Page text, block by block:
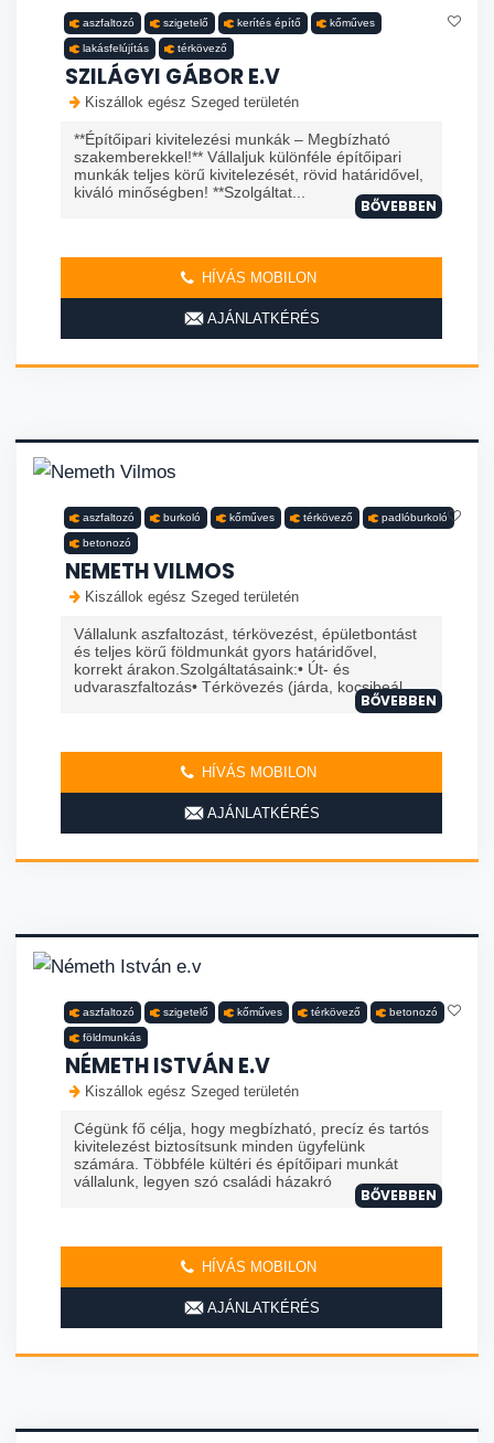
aszfaltozó szigetelő kerítés építő kőműves
lakásfelújítás térkövező
SZILÁGYI GÁBOR E.V
Kiszállok egész Szeged területén
**Építőipari kivitelezési munkák – Megbízható
szakemberekkel!** Vállaljuk különféle építőipari
munkák teljes körű kivitelezését, rövid határidővel,
kiváló minőségben! **Szolgáltat...
BŐVEBBEN
HÍVÁS MOBILON
AJÁNLATKÉRÉS
aszfaltozó burkoló kőműves térkövező padlóburkoló
betonozó
NEMETH VILMOS
Kiszállok egész Szeged területén
Vállalunk aszfaltozást, térkövezést, épületbontást
és teljes körű földmunkát gyors határidővel,
korrekt árakon.Szolgáltatásaink:• Út- és
udvaraszfaltozás• Térkövezés (járda, kocsibeál...
BŐVEBBEN
HÍVÁS MOBILON
AJÁNLATKÉRÉS
aszfaltozó szigetelő kőműves térkövező betonozó
földmunkás
NÉMETH ISTVÁN E.V
Kiszállok egész Szeged területén
Cégünk fő célja, hogy megbízható, precíz és tartós
kivitelezést biztosítsunk minden ügyfelünk
számára. Többféle kültéri és építőipari munkát
vállalunk, legyen szó családi házakró
BŐVEBBEN
HÍVÁS MOBILON
AJÁNLATKÉRÉS